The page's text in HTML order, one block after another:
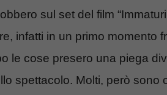
sul set del film
infatti in un primo momento
le cose presero una piega
spettacolo. Molti, però sono